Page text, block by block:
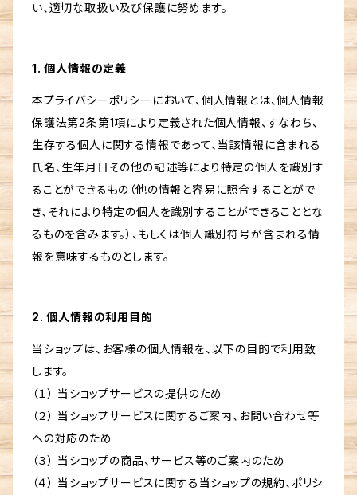
い、適切な取扱い及び保護に努めます。
1. 個人情報の定義
本プライバシーポリシーにおいて、個人情報とは、個人情報
保護法第2条第1項により定義された個人情報、すなわち、
生存する個人に関する情報であって、当該情報に含まれる
氏名、生年月日その他の記述等により特定の個人を識別す
ることができるもの（他の情報と容易に照合することがで
き、それにより特定の個人を識別することができることとな
るものを含みます。）、もしくは個人識別符号が含まれる情
報を意味するものとします。
2. 個人情報の利用目的
当ショップは、お客様の個人情報を、以下の目的で利用致
します。
（１） 当ショップサービスの提供のため
（２） 当ショップサービスに関するご案内、お問い合わせ等
への対応のため
（３） 当ショップの商品、サービス等のご案内のため
（４） 当ショップサービスに関する当ショップの規約、ポリシ